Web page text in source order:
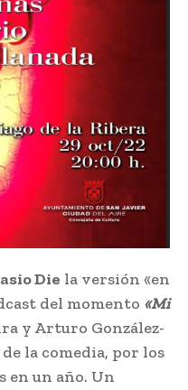
Die la versión «en
del momento «Mi
y Arturo González-
la comedia, por los
en un año. Un